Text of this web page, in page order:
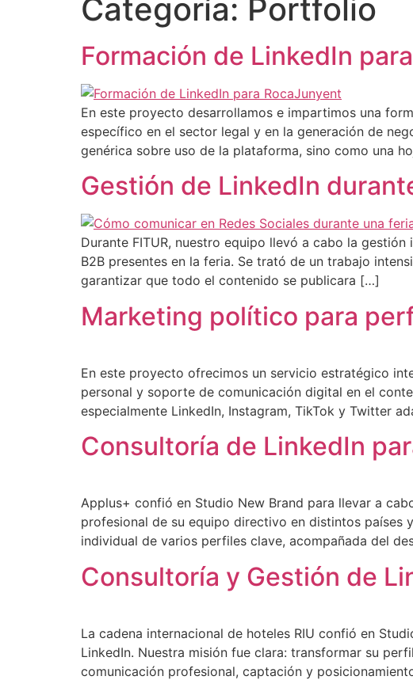
Categoría: Portfolio
Formación de LinkedIn
En este proyecto desarrollamos e impartimos una
específico en el sector legal y en la generación de
genérica sobre uso de la plataforma, sino como una
Gestión de LinkedIn
Durante FITUR, nuestro equipo llevó a cabo la
B2B presentes en la feria. Se trató de un trabajo
garantizar que todo el contenido se publicara […]
Marketing político para
En este proyecto ofrecimos un servicio estratégico
personal y soporte de comunicación digital en el
especialmente LinkedIn, Instagram, TikTok y Twitter
Consultoría de LinkedIn
Applus+ confió en Studio New Brand para llevar a
profesional de su equipo directivo en distintos
individual de varios perfiles clave, acompañada del
Consultoría y Gestión de
La cadena internacional de hoteles RIU confió en
LinkedIn. Nuestra misión fue clara: transformar su
comunicación profesional, captación y